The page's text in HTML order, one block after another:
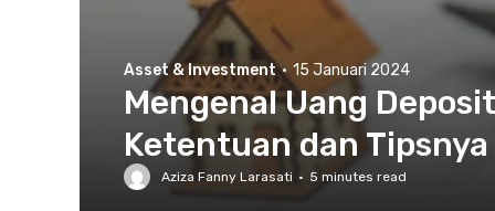
Asset & Investment · 15 Januari 2024
Mengenal Uang
Ketentuan dan Tipsnya
Aziza Fanny Larasati · 5 minutes read